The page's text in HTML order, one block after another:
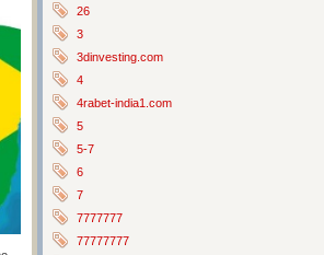
26
3
3dinvesting.com
4
4rabet-india1.com
5
5-7
6
7
7777777
77777777